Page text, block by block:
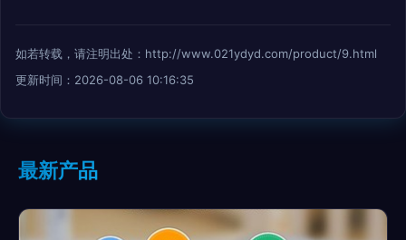
如若转载，请注明出处：http://www.021ydyd.com/product/9.html
更新时间：2026-08-06 10:16:35
最新产品